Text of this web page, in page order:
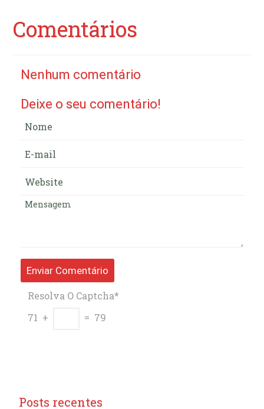
Comentários
Nenhum comentário
Deixe o seu comentário!
Resolva O Captcha*
71 +
= 79
Posts recentes